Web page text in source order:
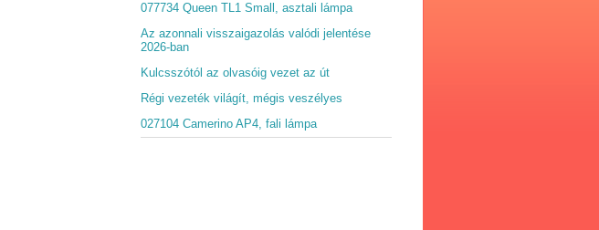
077734 Queen TL1 Small, asztali lámpa
Az azonnali visszaigazolás valódi jelentése
2026-ban
Kulcsszótól az olvasóig vezet az út
Régi vezeték világít, mégis veszélyes
027104 Camerino AP4, fali lámpa